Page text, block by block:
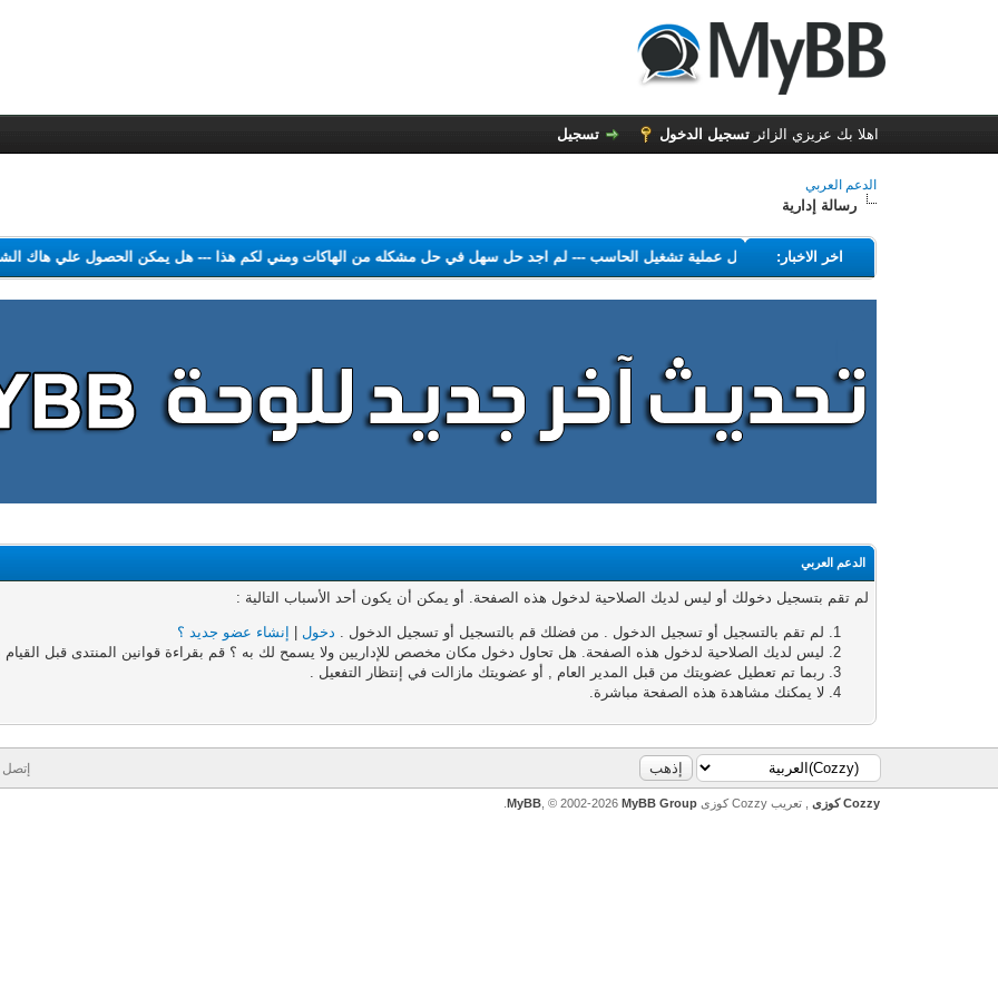
اهلا بك عزيزي الزائر تسجيل الدخول تسجيل
الدعم العربي
رسالة إدارية
اخر الاخبار:
البرامج التي تهدف إلى تعطيل عملية تشغيل الحاسب---لم اجد حل سهل في حل مشكله من الهاكات ومني لكم هذا---هل يمكن الحصول علي هاك
الدعم العربي
لم تقم بتسجيل دخولك أو ليس لديك الصلاحية لدخول هذه الصفحة. أو يمكن أن يكون أحد الأسباب التالية :
لم تقم بالتسجيل أو تسجيل الدخول . من فضلك قم بالتسجيل أو تسجيل الدخول . دخول
إنشاء عضو جديد ؟
ليس لديك الصلاحية لدخول هذه الصفحة. هل تحاول دخول مكان مخصص للإداريين ولا يسمح لك به ؟ قم بقراءة قوانين المنتدى قبل القيام
ربما تم تعطيل عضويتك من قبل المدير العام , أو عضويتك مازالت في إنتظار التفعيل .
لا يمكنك مشاهدة هذه الصفحة مباشرة.
إتصل
Cozzy كوزى , تعريب Cozzy كوزى MyBB , © 2002-2026MyBB Group
.